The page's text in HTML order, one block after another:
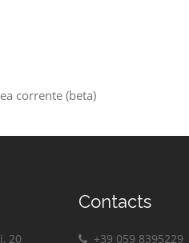
corrente (beta)
20
Contacts
+39 059 8395229